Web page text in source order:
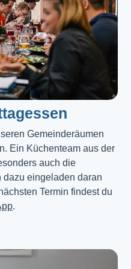
Gemeinderäumen
Ein Küchenteam aus der
auch die
dazu eingeladen daran
Termin findest du
.